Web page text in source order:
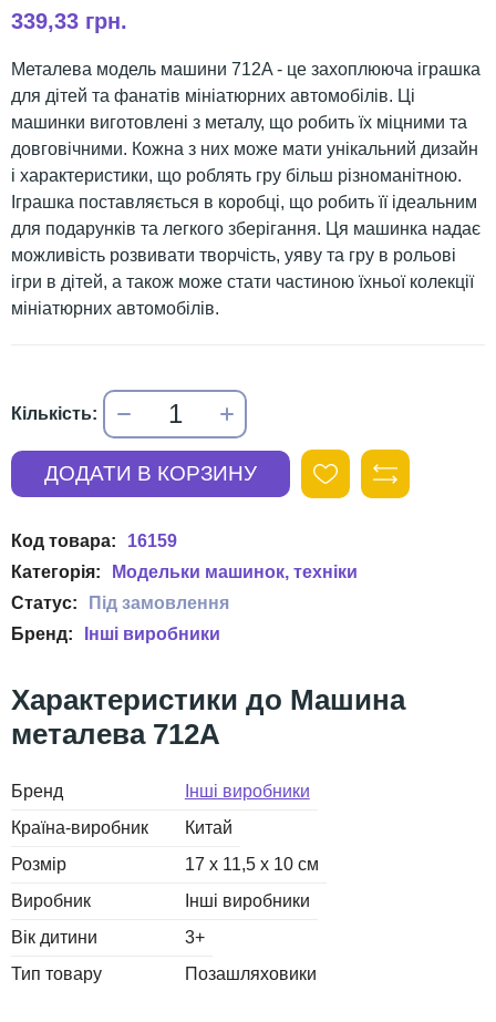
339,33 грн.
Металева модель машини 712A - це захоплююча іграшка
для дітей та фанатів мініатюрних автомобілів. Ці
машинки виготовлені з металу, що робить їх міцними та
довговічними. Кожна з них може мати унікальний дизайн
і характеристики, що роблять гру більш різноманітною.
Іграшка поставляється в коробці, що робить її ідеальним
для подарунків та легкого зберігання. Ця машинка надає
можливість розвивати творчість, уяву та гру в рольові
ігри в дітей, а також може стати частиною їхньої колекції
мініатюрних автомобілів.
16159
Модельки машинок, техніки
Інші виробники
Машина
металева 712A
Бренд
Інші виробники
Країна-виробник
Китай
Розмір
17 х 11,5 х 10 см
Виробник
Інші виробники
Вік дитини
3+
Тип товару
Позашляховики